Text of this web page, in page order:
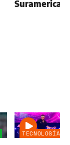
TECNOLOGÍA